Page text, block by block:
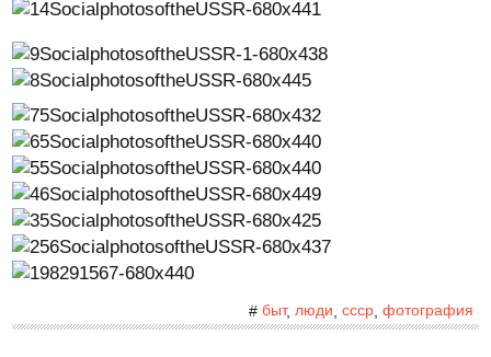
# быт, люди ссср, фотография